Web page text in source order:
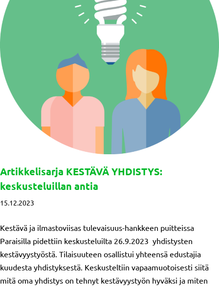
Artikkelisarja KESTÄVÄ YHDISTYS:
keskusteluillan antia
15.12.2023
Kestävä ja ilmastoviisas tulevaisuus-hankkeen puitteissa
Paraisilla pidettiin keskusteluilta 26.9.2023 yhdistysten
kestävyystyöstä. Tilaisuuteen osallistui yhteensä edustajia
kuudesta yhdistyksestä. Keskusteltiin vapaamuotoisesti siitä
mitä oma yhdistys on tehnyt kestävyystyön hyväksi ja miten